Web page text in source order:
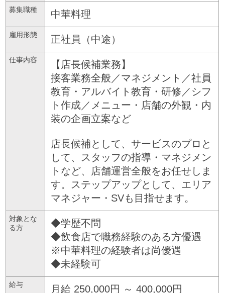
募集職種 中華料理
雇用形態 正社員（中途）
仕事内容
【店長候補業務】
接客業務全般／マネジメント／社員
教育・アルバイト教育・研修／シフ
ト作成／メニュー・店舗の外観・内
装の企画立案など
店長候補として、サービスのプロと
して、スタッフの指導・マネジメン
トなど、店舗運営全般をお任せしま
す。ステップアップとして、エリア
マネジャー・SVも目指せます。
対象とな
る方
◆学歴不問
◆飲食店で職務経験のある方優遇
※中華料理の経験者は尚優遇
◆未経験可
給与 月給 250,000円 ～ 400,000円